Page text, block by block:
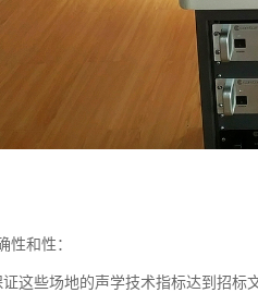
性和性：
这些场地的声学技术指标达到招